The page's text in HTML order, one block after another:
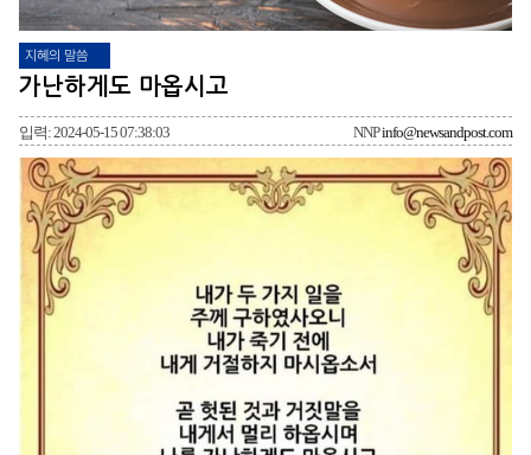
지혜의 말씀
가난하게도 마옵시고
입력: 2024-05-15 07:38:03 NNPinfo@newsandpost.com